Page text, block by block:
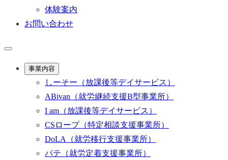
体験案内
お問い合わせ
事業内容
しーそー （放課後等デイサービス）
ABivan （就労継続支援B型事業所）
I am （放課後等デイサービス）
CSロープ（特定相談支援事業所）
DoLA
（就労移行支援事業所）
パテ （就労定着支援事業所）